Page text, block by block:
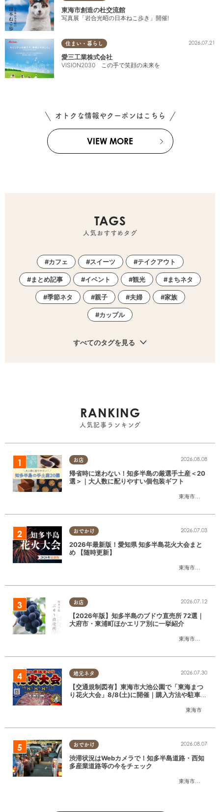
東海市創造の杜交流館
写真展「岩合光昭の日本ねこ歩き」開催!
住まい・暮らし 2026.07.21
愛三工業株式会社
VISION2030 この手で笑顔の未来を
オトクな情報やクーポンはこちら
VIEW MORE
TAGS
人気おすすめタグ
カフェ スイーツ テイクアウト
まとめ記事 イベント 観光 まちネタ
季節ネタ 親子 夫婦 家族
カップル
すべてのタグを見る
RANKING
人気記事ランキング
お店
東海市
,大府市
2026.08.08
帰省時に迷わない！知多半島の厳選手土産＜20
選＞｜大人数に配りやすい個包装ギフト
おでかけ
東海市
,大府市
2026.07.03
2026年最新版！愛知県 知多半島花火大会まと
め 【随時更新】
お店
東海市
,大府市
2026.07.12
【2026年版】知多半島のブドウ直売所 72選｜
大府市・東浦町ほかエリア別に一挙紹介
地元ネタ
東海市
2026.07.30
【交通規制図有】東海市大池公園で「東海まつ
り花火大会」8/8(土)に開催｜購入方法や駐車場
おでかけ
東海市
,大府市
2026.08.07
渋滞状況はWebカメラで！知多半島道路・西知
多産業道路等の今をチェック